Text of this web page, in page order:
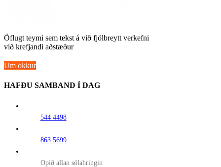
Öflugt teymi sem tekst á við fjölbreytt verkefni
við krefjandi aðstæður
Um okkur
HAFÐU SAMBAND Í DAG
544 4498
863 5699
Opið allan sólahringin